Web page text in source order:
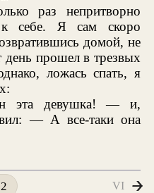
раз непритворно
себе. Я сам скоро
домой, не
день прошел в трезвых
ложась спать, я
эта девушка! — и,
— А все-таки она
VI